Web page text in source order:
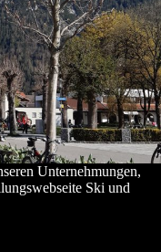
Unternehmungen,
Ski und